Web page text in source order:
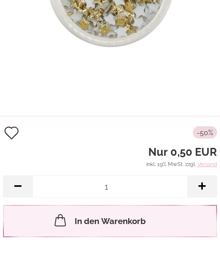
-50%
Nur 0,50 EUR
inkl. 19% MwSt. zzgl. Versand
In den Warenkorb